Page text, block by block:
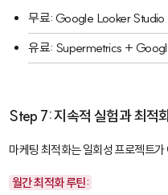
무료: Google Looker Studio
유료: Supermetrics +
Step 7: 지속적 실험과 최적
마케팅 최적화는 일회성 프로젝트가
월간 최적화 루틴: